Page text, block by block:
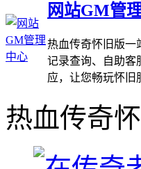
网站GM管
热血传奇怀旧版一
记录查询、自助客
应，让您畅玩怀旧
热血传奇